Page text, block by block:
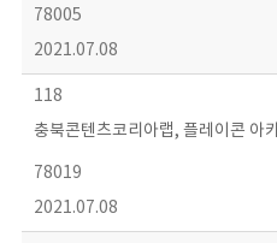
78005
2021.07.08
118
충북콘텐츠코리아랩, 플레이콘 아
78019
2021.07.08